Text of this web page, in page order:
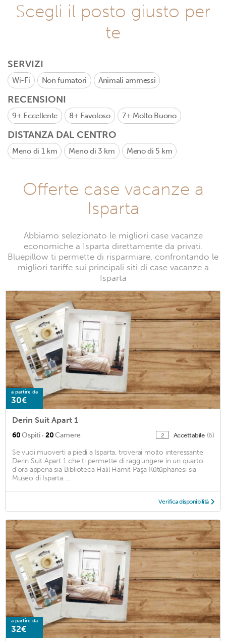
Scegli il posto giusto per
te
SERVIZI
Wi-Fi Non fumatori Animali ammessi
RECENSIONI
9+ Eccellente 8+ Favoloso 7+ Molto Buono
DISTANZA DAL CENTRO
Meno di 1 km Meno di 3 km Meno di 5 km
Offerte case vacanze a
Isparta
Abbiamo selezionato le migliori case vacanze
economiche a Isparta direttamente da privati.
Bluepillow ti permette di risparmiare, confrontando le
migliori tariffe sui principali siti di case vacanze a
Isparta
a partire da
30€
Derin Suit Apart 1
60Ospiti · 20Camere 2 Accettabile (6)
Se vuoi muoverti a piedi a Isparta, troverai molto interessante
Derin Suit Apart 1 che ti permette di raggiungere in un quarto
d'ora appena sia Biblioteca Halil Hamit Paşa Kütüphanesi sia
Museo di Isparta. ...
Verifica disponibilità
a partire da
32€